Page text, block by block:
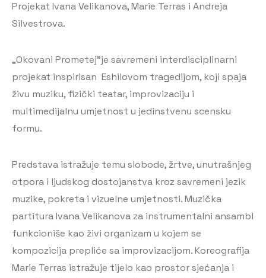
Projekat Ivana Velikanova, Marie Terras i Andreja
Silvestrova.
„Okovani Prometej”je savremeni interdisciplinarni
projekat inspirisan Eshilovom tragedijom, koji spaja
živu muziku, fizički teatar, improvizaciju i
multimedijalnu umjetnost u jedinstvenu scensku
formu.
Predstava istražuje temu slobode, žrtve, unutrašnjeg
otpora i ljudskog dostojanstva kroz savremeni jezik
muzike, pokreta i vizuelne umjetnosti. Muzička
partitura Ivana Velikanova za instrumentalni ansambl
funkcioniše kao živi organizam u kojem se
kompozicija prepliće sa improvizacijom. Koreografija
Marie Terras istražuje tijelo kao prostor sjećanja i